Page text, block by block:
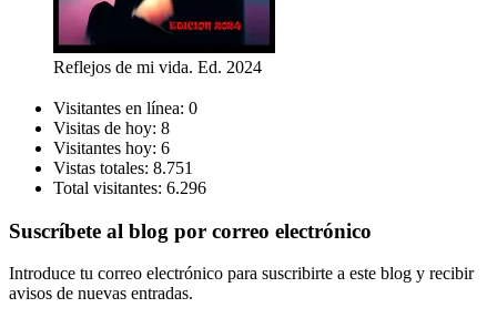
Reflejos de mi vida. Ed. 2024
Visitantes en línea: 0
Visitas de hoy: 8
Visitantes hoy: 6
Vistas totales: 8.751
Total visitantes: 6.296
Suscríbete al blog por correo electrónico
Introduce tu correo electrónico para suscribirte a este blog y recibir
avisos de nuevas entradas.